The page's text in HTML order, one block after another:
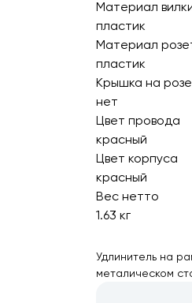
Материал
пластик
Материал
пластик
Крышка на
нет
Цвет провода
красный
Цвет корпуса
красный
Вес нетто
1.63 кг
Удлинитель на
металическом